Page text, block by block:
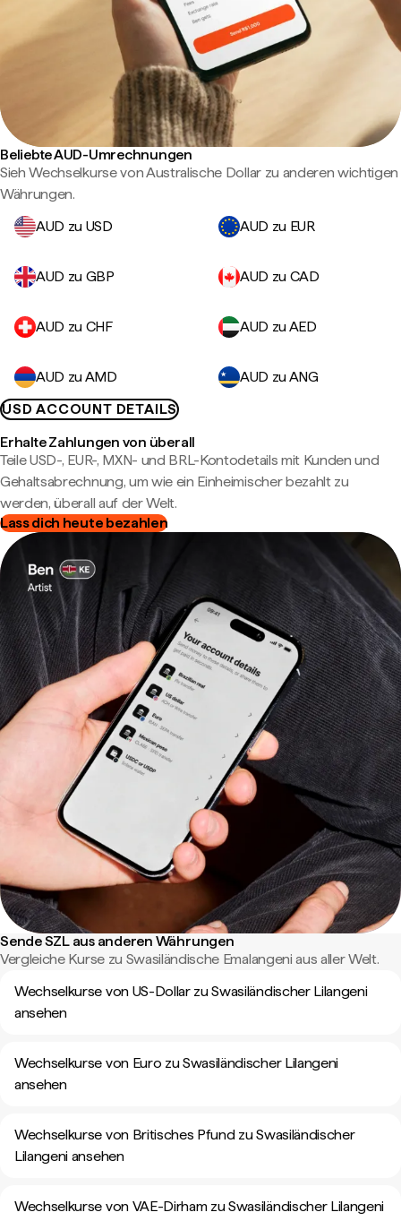
Beliebte AUD-Umrechnungen
Sieh Wechselkurse von Australische Dollar zu anderen wichtigen
Währungen.
AUD zu USD
AUD zu EUR
AUD zu GBP AUD zu CAD
AUD zu CHF AUD zu AED
AUD zu AMD
AUD zu ANG
USD ACCOUNT DETAILS
Erhalte Zahlungen von überall
Teile USD-, EUR-, MXN- und BRL-Kontodetails mit Kunden und
Gehaltsabrechnung, um wie ein Einheimischer bezahlt zu
werden, überall auf der Welt.
Lass dich heute bezahlen
Sende SZL aus anderen Währungen
Vergleiche Kurse zu Swasiländische Emalangeni aus aller Welt.
Wechselkurse von US-Dollar zu Swasiländischer Lilangeni
ansehen
Wechselkurse von Euro zu Swasiländischer Lilangeni
ansehen
Wechselkurse von Britisches Pfund zu Swasiländischer
Lilangeni ansehen
Wechselkurse von VAE-Dirham zu Swasiländischer Lilangeni